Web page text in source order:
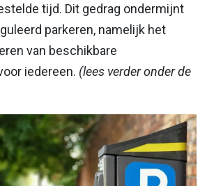
tijd. Dit gedrag ondermijnt
parkeren, namelijk het
van beschikbare
iedereen. (lees verder onder de